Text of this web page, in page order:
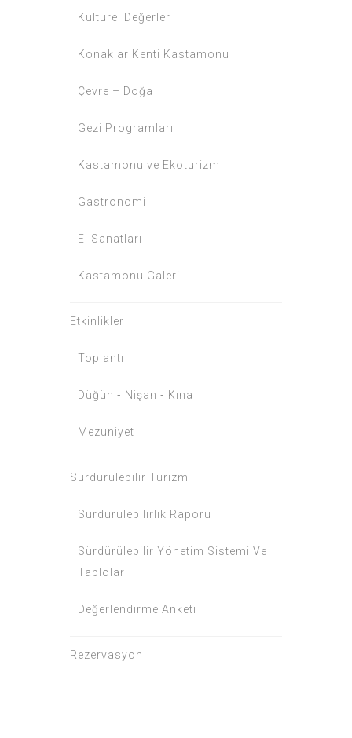
Kültürel Değerler
Konaklar Kenti Kastamonu
Çevre – Doğa
Gezi Programları
Kastamonu ve Ekoturizm
Gastronomi
El Sanatları
Kastamonu Galeri
Etkinlikler
Toplantı
Düğün ⁃ Nişan ⁃ Kına
Mezuniyet
Sürdürülebilir Turizm
Sürdürülebilirlik Raporu
Sürdürülebilir Yönetim Sistemi Ve
Tablolar
Değerlendirme Anketi
Rezervasyon